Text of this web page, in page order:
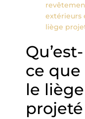
extérieurs
liège
Qu’est-
ce que
le liège
projeté